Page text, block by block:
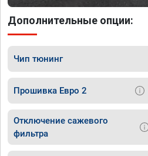
Дополнительные опции:
Чип тюнинг
Прошивка Евро 2
Отключение сажевого
фильтра